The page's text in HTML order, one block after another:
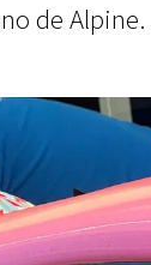
de Alpine.